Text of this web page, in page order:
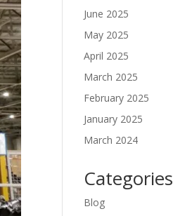
June 2025
May 2025
April 2025
March 2025
February 2025
January 2025
March 2024
Categories
Blog